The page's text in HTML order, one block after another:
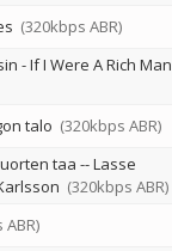
(320kbps ABR)
- If I Were A Rich Man
talo (320kbps ABR)
taa --Lasse
(320kbps ABR)
ABR)